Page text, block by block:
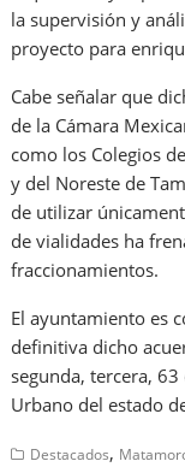
la supervisión y
proyecto para
Cabe señalar que
de la Cámara
como los Colegios
y del Noreste de
de utilizar
de vialidades ha
fraccionamientos.
El ayuntamiento es
definitiva dicho
segunda, tercera,
Urbano del estado
Destacados,